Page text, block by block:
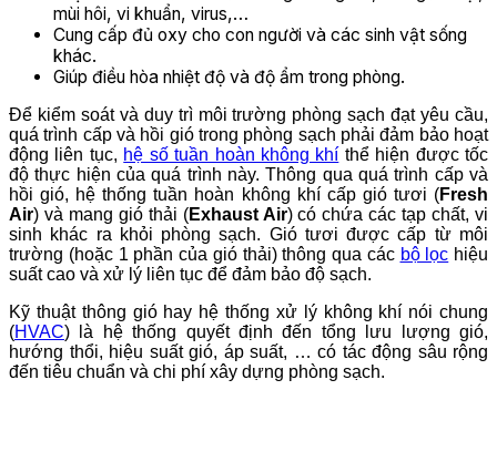
mùi hôi, vi khuẩn, virus,…
Cung cấp đủ oxy cho con người và các sinh vật sống
khác.
Giúp điều hòa nhiệt độ và độ ẩm trong phòng.
Để kiểm soát và duy trì môi trường phòng sạch đạt yêu cầu,
quá trình cấp và hồi gió trong phòng sạch phải đảm bảo hoạt
động liên tục, hệ số tuần hoàn không khí thể hiện được tốc
độ thực hiện của quá trình này. Thông qua quá trình cấp và
hồi gió, hệ thống tuần hoàn không khí cấp gió tươi (Fresh
Air) và mang gió thải (Exhaust Air) có chứa các tạp chất, vi
sinh khác ra khỏi phòng sạch. Gió tươi được cấp từ môi
trường (hoặc 1 phần của gió thải) thông qua các bộ lọc hiệu
suất cao và xử lý liên tục để đảm bảo độ sạch.
Kỹ thuật thông gió hay hệ thống xử lý không khí nói chung
(HVAC) là hệ thống quyết định đến tổng lưu lượng gió,
hướng thổi, hiệu suất gió, áp suất, … có tác động sâu rộng
đến tiêu chuẩn và chi phí xây dựng phòng sạch.